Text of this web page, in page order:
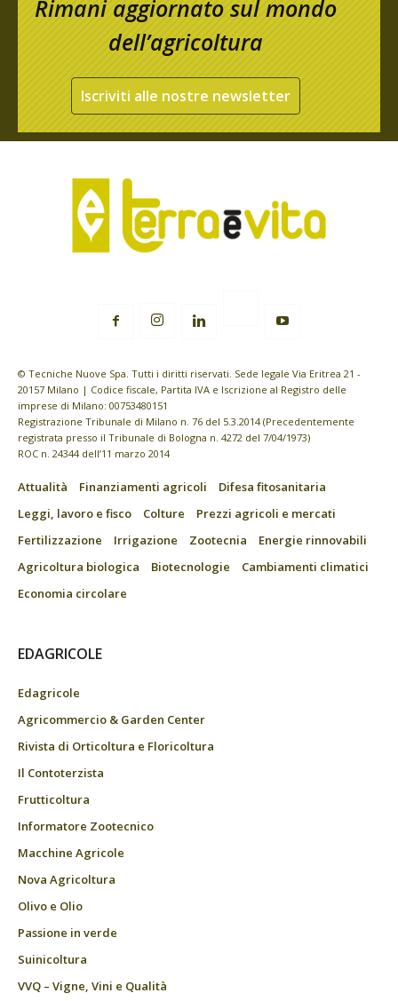
Rimani aggiornato sul mondo
dell’agricoltura
Iscriviti alle nostre newsletter
© Tecniche Nuove Spa. Tutti i diritti riservati. Sede legale Via Eritrea 21 -
20157 Milano | Codice fiscale, Partita IVA e Iscrizione al Registro delle
imprese di Milano: 00753480151
Registrazione Tribunale di Milano n. 76 del 5.3.2014 (Precedentemente
registrata presso il Tribunale di Bologna n. 4272 del 7/04/1973)
ROC n. 24344 dell’11 marzo 2014
Attualità Finanziamenti agricoli
Difesa fitosanitaria
Leggi, lavoro e fisco
Colture
Prezzi agricoli e mercati
Fertilizzazione
Irrigazione Zootecnia
Energie rinnovabili
Agricoltura biologica
Biotecnologie
Cambiamenti climatici
Economia circolare
EDAGRICOLE
Edagricole
Agricommercio & Garden Center
Rivista di Orticoltura e Floricoltura
Il Contoterzista
Frutticoltura
Informatore Zootecnico
Macchine Agricole
Nova Agricoltura
Olivo e Olio
Passione in verde
Suinicoltura
VVQ – Vigne, Vini e Qualità